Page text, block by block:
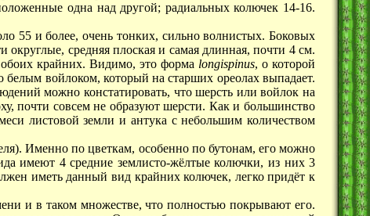
одна над другой; радиальных колючек 14-16.
55 и более, очень тонких, сильно волнистых. Боковых
средняя плоская и самая длинная, почти 4 см.
крайних. Видимо, это форма longispinus, о которой
войлоком, который на старших ореолах выпадает.
можно констатировать, что шерсть или войлок на
почти совсем не образуют шерсти. Как и большинство
листовой земли и антука с небольшим количеством
Именно по цветкам, особенно по бутонам, его можно
имеют 4 средние землисто-жëлтые колючки, из них 3
иметь данный вид крайних колючек, легко придëт к
и в таком множестве, что полностью покрывают его.